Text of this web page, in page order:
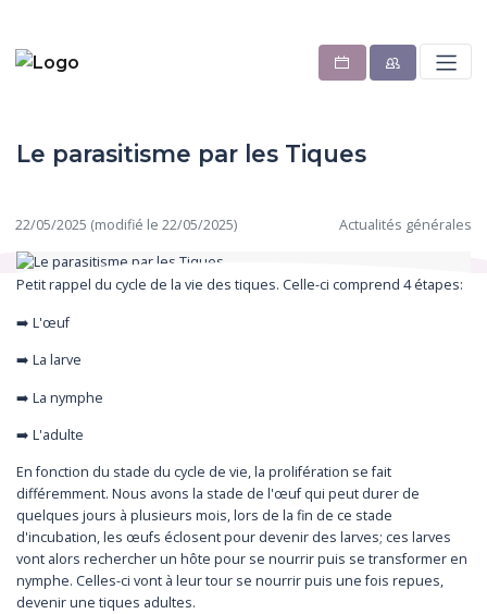
Le parasitisme par les Tiques
22/05/2025 (modifié le 22/05/2025) Actualités générales
Petit rappel du cycle de la vie des tiques. Celle-ci comprend 4 étapes:
➡️ L'œuf
➡️ La larve
➡️ La nymphe
➡️ L'adulte
En fonction du stade du cycle de vie, la prolifération se fait
différemment. Nous avons la stade de l'œuf qui peut durer de
quelques jours à plusieurs mois, lors de la fin de ce stade
d'incubation, les œufs éclosent pour devenir des larves; ces larves
vont alors rechercher un hôte pour se nourrir puis se transformer en
nymphe. Celles-ci vont à leur tour se nourrir puis une fois repues,
devenir une tiques adultes.